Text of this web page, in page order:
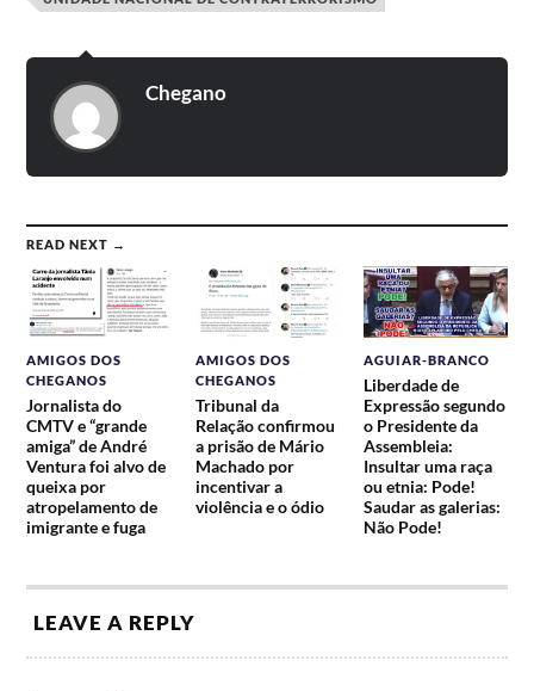
Chegano
READ NEXT →
AMIGOS DOS
CHEGANOS
Jornalista do
CMTV e “grande
amiga” de André
Ventura foi alvo de
queixa por
atropelamento de
imigrante e fuga
AMIGOS DOS
CHEGANOS
Tribunal da
Relação confirmou
a prisão de Mário
Machado por
incentivar a
violência e o ódio
AGUIAR-BRANCO
Liberdade de
Expressão segundo
o Presidente da
Assembleia:
Insultar uma raça
ou etnia: Pode!
Saudar as galerias:
Não Pode!
LEAVE A REPLY